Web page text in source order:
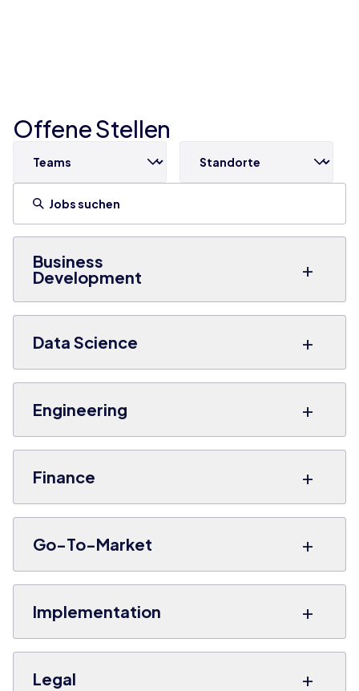
Offene Stellen
Business
Development
+
Data Science +
Engineering +
Finance +
Go-To-Market +
Implementation +
Legal +